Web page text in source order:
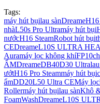
Tags:
máy hút bụilau sànDreameH16
nhàL50s Pro Ultramáy hút bụi
nướcH16 SteamRobot hút bụi
CEDreameL10S ULTRA
Auramáy lọc không khíFP10
ẨMDreameDB40D30 Ultra
ướtH16 Pro Steammáy hút bụi
ẩmDD20L50 Ultra CEMáy lọc
Rollermáy hút bụilau sànKhô
FoamWashDreameL10S